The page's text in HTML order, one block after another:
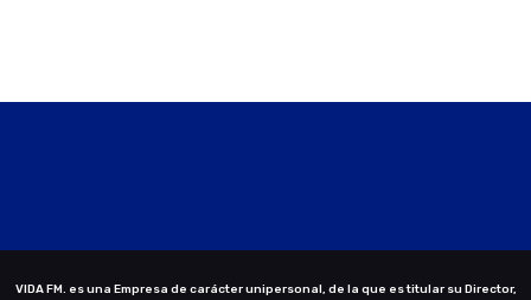
VIDA FM. es una Empresa de carácter unipersonal, de la que es titular su Director,